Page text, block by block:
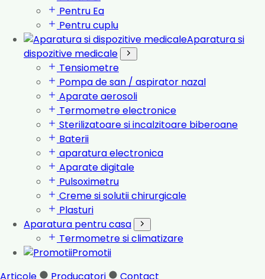
Pentru Ea
Pentru cuplu
Aparatura si
dispozitive medicale
Tensiometre
Pompa de san / aspirator nazal
Aparate aerosoli
Termometre electronice
Sterilizatoare si incalzitoare biberoane
Baterii
aparatura electronica
Aparate digitale
Pulsoximetru
Creme si solutii chirurgicale
Plasturi
Aparatura pentru casa
Termometre si climatizare
Promotii